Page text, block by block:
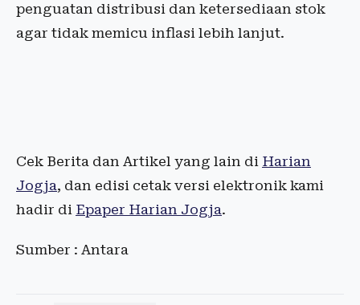
penguatan distribusi dan ketersediaan stok
agar tidak memicu inflasi lebih lanjut.
Cek Berita dan Artikel yang lain di Harian
Jogja, dan edisi cetak versi elektronik kami
hadir di Epaper Harian Jogja.
Sumber : Antara